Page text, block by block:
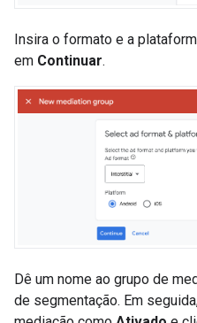
Insira o formato e a
em Continuar.
Dê um nome ao grupo de
de segmentação. Em